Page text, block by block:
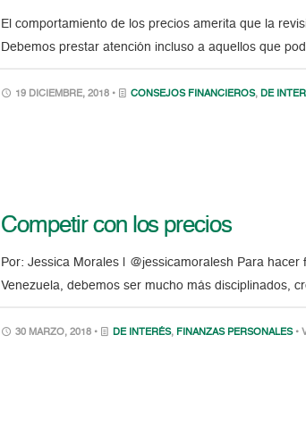
El comportamiento de los precios amerita que la
Debemos prestar atención incluso a aquellos que
19 DICIEMBRE, 2018 • CONSEJOS FINANCIEROS, DE
Competir con los precios
Por: Jessica Morales | @jessicamoralesh Para
Venezuela, debemos ser mucho más disciplinados,
30 MARZO, 2018 • DE INTERÉS, FINANZAS PERSONALES •